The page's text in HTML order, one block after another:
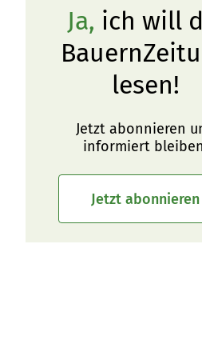
Ja, ich will
lesen!
Jetzt abonnieren
informiert
Jetzt abonnieren